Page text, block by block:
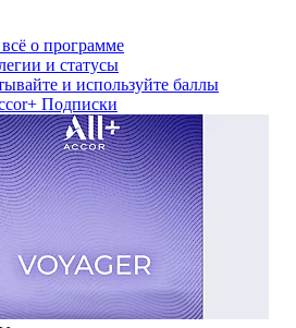
о программе
и статусы
и используйте баллы
Подписки